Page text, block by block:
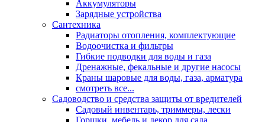
Аккумуляторы
Зарядные устройства
Сантехника
Радиаторы отопления, комплектующие
Водоочистка и фильтры
Гибкие подводки для воды и газа
Дренажные, фекальные и другие насосы
Краны шаровые для воды, газа, арматура
смотреть все...
Садоводство и средства защиты от вредителей
Садовый инвентарь, триммеры, лески
Горшки, мебель и декор для сада